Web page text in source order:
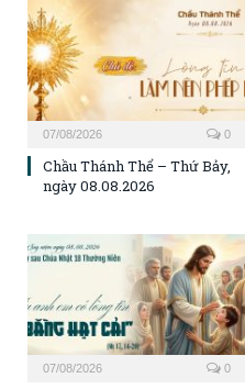
07/08/2026 0
Chầu Thánh Thể – Thứ Bảy,
ngày 08.08.2026
07/08/2026 0